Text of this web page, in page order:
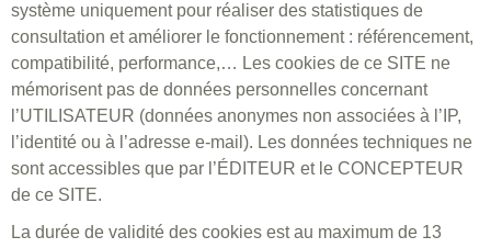
système uniquement pour réaliser des statistiques de
consultation et améliorer le fonctionnement : référencement,
compatibilité, performance,… Les cookies de ce SITE ne
mémorisent pas de données personnelles concernant
l’UTILISATEUR (données anonymes non associées à l’IP,
l’identité ou à l’adresse e-mail). Les données techniques ne
sont accessibles que par l’ÉDITEUR et le CONCEPTEUR
de ce SITE.
La durée de validité des cookies est au maximum de 13